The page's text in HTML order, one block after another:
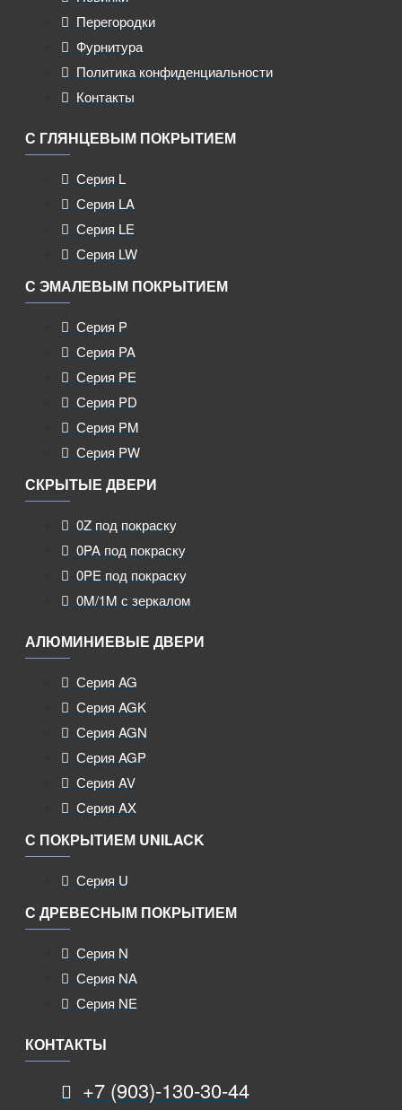
Перегородки
Фурнитура
Политика конфиденциальности
Контакты
С ГЛЯНЦЕВЫМ ПОКРЫТИЕМ
Серия L
Серия LA
Серия LE
Серия LW
С ЭМАЛЕВЫМ ПОКРЫТИЕМ
Серия P
Серия PA
Серия PE
Серия PD
Серия PM
Серия PW
СКРЫТЫЕ ДВЕРИ
0Z под покраску
0PA под покраску
0PE под покраску
0M/1M с зеркалом
АЛЮМИНИЕВЫЕ ДВЕРИ
Серия AG
Серия AGK
Серия AGN
Серия AGP
Серия AV
Серия AX
С ПОКРЫТИЕМ UNILACK
Серия U
С ДРЕВЕСНЫМ ПОКРЫТИЕМ
Серия N
Серия NA
Серия NE
КОНТАКТЫ
+7 (903)-130-30-44